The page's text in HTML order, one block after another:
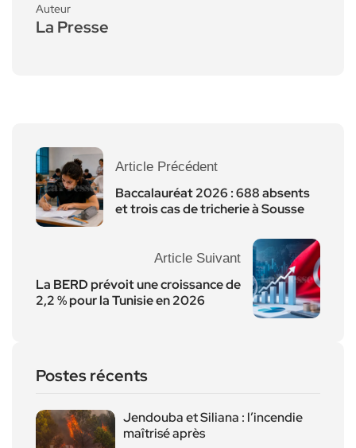
Auteur
La Presse
Article Précédent
Baccalauréat 2026 : 688 absents
et trois cas de tricherie à Sousse
Article Suivant
La BERD prévoit une croissance de
2,2 % pour la Tunisie en 2026
Postes récents
Jendouba et Siliana : l’incendie
maîtrisé après